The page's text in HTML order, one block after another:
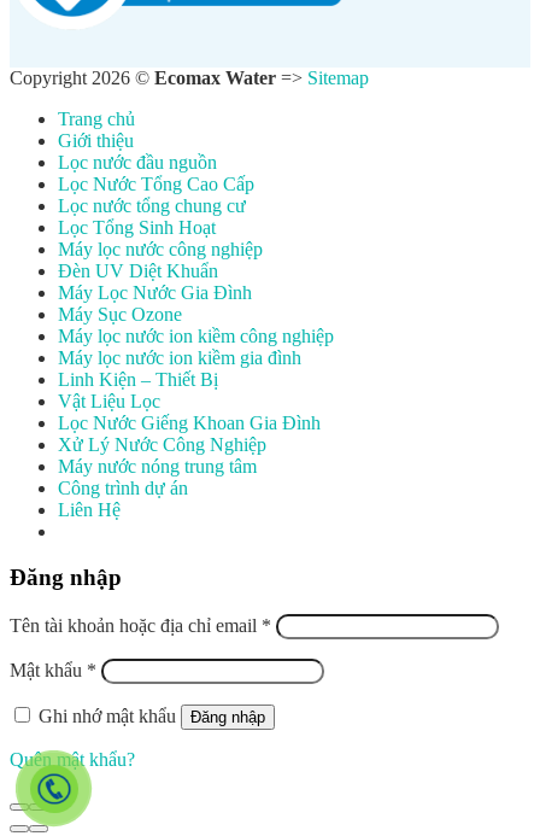
Copyright 2026 © Ecomax Water => Sitemap
Trang chủ
Giới thiệu
Lọc nước đầu nguồn
Lọc Nước Tổng Cao Cấp
Lọc nước tổng chung cư
Lọc Tổng Sinh Hoạt
Máy lọc nước công nghiệp
Đèn UV Diệt Khuẩn
Máy Lọc Nước Gia Đình
Máy Sục Ozone
Máy lọc nước ion kiềm công nghiệp
Máy lọc nước ion kiềm gia đình
Linh Kiện – Thiết Bị
Vật Liệu Lọc
Lọc Nước Giếng Khoan Gia Đình
Xử Lý Nước Công Nghiệp
Máy nước nóng trung tâm
Công trình dự án
Liên Hệ
Đăng nhập
Tên tài khoản hoặc địa chỉ email *
Mật khẩu *
Ghi nhớ mật khẩu Đăng nhập
Quên mật khẩu?